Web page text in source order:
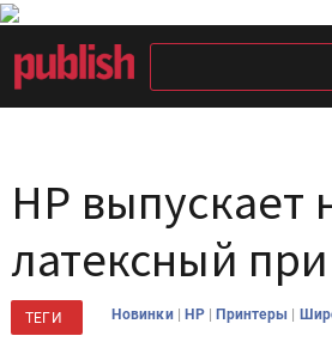
HP выпускает
латексный
ТЕГИ Новинки |HP |Принтеры |